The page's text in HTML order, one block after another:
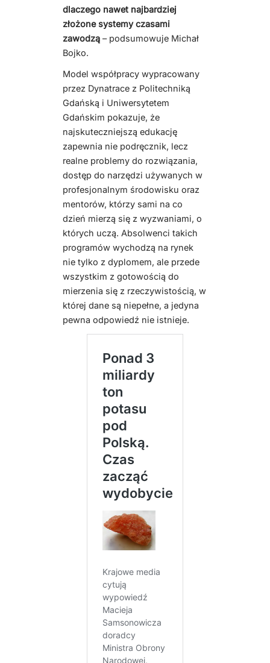
dlaczego nawet najbardziej
złożone systemy czasami
zawodzą – podsumowuje Michał
Bojko.
Model współpracy wypracowany
przez Dynatrace z Politechniką
Gdańską i Uniwersytetem
Gdańskim pokazuje, że
najskuteczniejszą edukację
zapewnia nie podręcznik, lecz
realne problemy do rozwiązania,
dostęp do narzędzi używanych w
profesjonalnym środowisku oraz
mentorów, którzy sami na co
dzień mierzą się z wyzwaniami, o
których uczą. Absolwenci takich
programów wychodzą na rynek
nie tylko z dyplomem, ale przede
wszystkim z gotowością do
mierzenia się z rzeczywistością, w
której dane są niepełne, a jedyna
pewna odpowiedź nie istnieje.